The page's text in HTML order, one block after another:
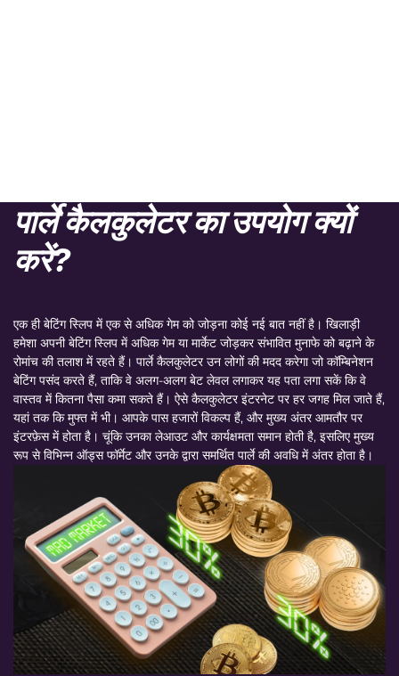
पार्ले कैलकुलेटर का उपयोग क्यों
करें?
एक ही बेटिंग स्लिप में एक से अधिक गेम को जोड़ना कोई नई बात नहीं है। खिलाड़ी
हमेशा अपनी बेटिंग स्लिप में अधिक गेम या मार्केट जोड़कर संभावित मुनाफे को बढ़ाने के
रोमांच की तलाश में रहते हैं। पार्ले कैलकुलेटर उन लोगों की मदद करेगा जो कॉम्बिनेशन
बेटिंग पसंद करते हैं, ताकि वे अलग-अलग बेट लेवल लगाकर यह पता लगा सकें कि वे
वास्तव में कितना पैसा कमा सकते हैं। ऐसे कैलकुलेटर इंटरनेट पर हर जगह मिल जाते हैं,
यहां तक कि मुफ्त में भी। आपके पास हजारों विकल्प हैं, और मुख्य अंतर आमतौर पर
इंटरफ़ेस में होता है। चूंकि उनका लेआउट और कार्यक्षमता समान होती है, इसलिए मुख्य
रूप से विभिन्न ऑड्स फॉर्मेट और उनके द्वारा समर्थित पार्ले की अवधि में अंतर होता है।